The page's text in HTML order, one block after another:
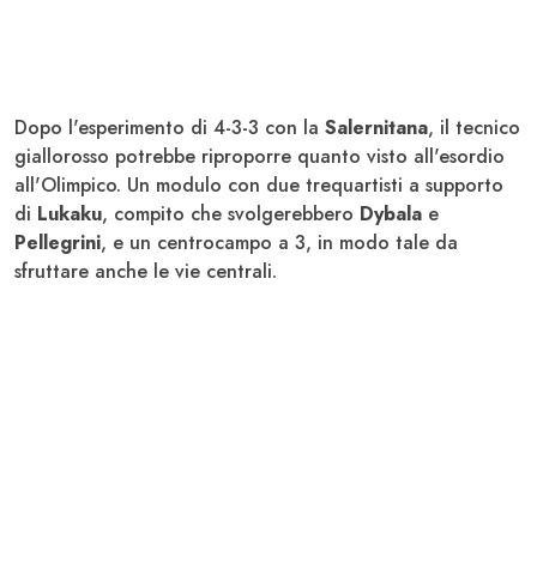
Dopo l'esperimento di 4-3-3 con la Salernitana, il tecnico
giallorosso potrebbe riproporre quanto visto all'esordio
all'Olimpico. Un modulo con due trequartisti a supporto
di Lukaku, compito che svolgerebbero Dybala e
Pellegrini, e un centrocampo a 3, in modo tale da
sfruttare anche le vie centrali.